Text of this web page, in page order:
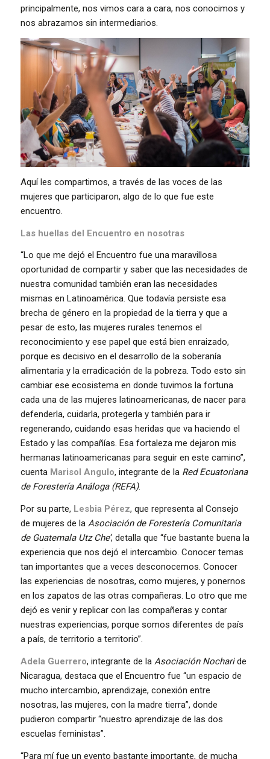
principalmente, nos vimos cara a cara, nos conocimos y
nos abrazamos sin intermediarios.
Aquí les compartimos, a través de las voces de las
mujeres que participaron, algo de lo que fue este
encuentro.
Las huellas del Encuentro en nosotras
“Lo que me dejó el Encuentro fue una maravillosa
oportunidad de compartir y saber que las necesidades de
nuestra comunidad también eran las necesidades
mismas en Latinoamérica. Que todavía persiste esa
brecha de género en la propiedad de la tierra y que a
pesar de esto, las mujeres rurales tenemos el
reconocimiento y ese papel que está bien enraizado,
porque es decisivo en el desarrollo de la soberanía
alimentaria y la erradicación de la pobreza. Todo esto sin
cambiar ese ecosistema en donde tuvimos la fortuna
cada una de las mujeres latinoamericanas, de nacer para
defenderla, cuidarla, protegerla y también para ir
regenerando, cuidando esas heridas que va haciendo el
Estado y las compañías. Esa fortaleza me dejaron mis
hermanas latinoamericanas para seguir en este camino”,
cuenta Marisol Angulo, integrante de la Red Ecuatoriana
de Forestería Análoga (REFA).
Por su parte, Lesbia Pérez, que representa al Consejo
de mujeres de la Asociación de Forestería Comunitaria
de Guatemala Utz Che’, detalla que “fue bastante buena la
experiencia que nos dejó el intercambio. Conocer temas
tan importantes que a veces desconocemos. Conocer
las experiencias de nosotras, como mujeres, y ponernos
en los zapatos de las otras compañeras. Lo otro que me
dejó es venir y replicar con las compañeras y contar
nuestras experiencias, porque somos diferentes de país
a país, de territorio a territorio”.
Adela Guerrero, integrante de la Asociación Nocharide
Nicaragua, destaca que el Encuentro fue “un espacio de
mucho intercambio, aprendizaje, conexión entre
nosotras, las mujeres, con la madre tierra”, donde
pudieron compartir “nuestro aprendizaje de las dos
escuelas feministas”.
“Para mí fue un evento bastante importante, de mucha